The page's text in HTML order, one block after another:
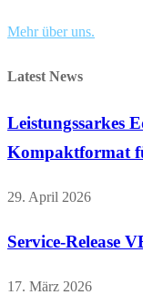
Mehr über uns.
Latest News
Leistungssarkes
Kompaktformat
29. April 2026
Service-Release
17. März 2026